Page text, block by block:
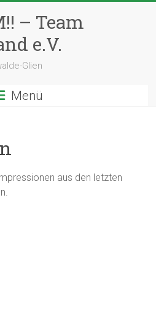
– Team
e.V.
Glien
Menü
aus den letzten